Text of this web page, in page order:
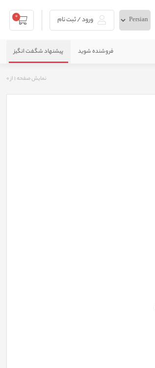
ورود / ثبت نام 0
فروشنده شوید پیشنهاد شگفت انگیز
نمایش صفحه 1از0